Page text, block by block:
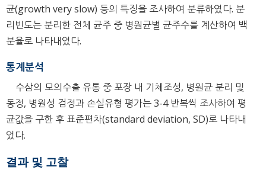
균(growth very slow) 등의 특징을 조사하여 분류하였다. 분
리빈도는 분리한 전체 균주 중 병원균별 균주수를 계산하여 백
분율로 나타내었다.
통계분석
수삼의 모의수출 유통 중 포장 내 기체조성, 병원균 분리 및
동정, 병원성 검정과 손실유형 평가는 3-4 반복씩 조사하여 평
균값을 구한 후 표준편차(standard deviation, SD)로 나타내
었다.
결과 및 고찰